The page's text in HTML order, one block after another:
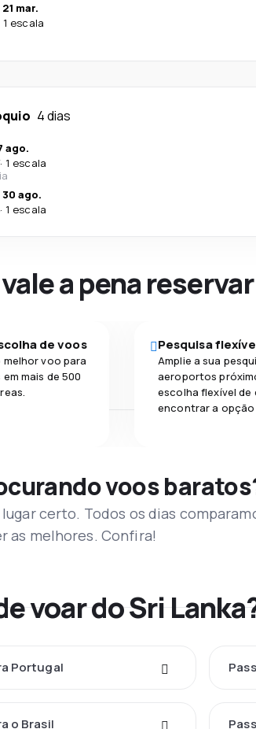
mar.
1 escala
4 dias
ago.
· 1 escala
ago.
· 1 escala
a pena
de voos
voo para
mais de 500
Pesquisa
Amplie a sua
aeroportos
escolha flexível de
encontrar a opção
voos
lugar certo. Todos os dias
as melhores. Confira!
voar do Sri
Portugal
o Brasil